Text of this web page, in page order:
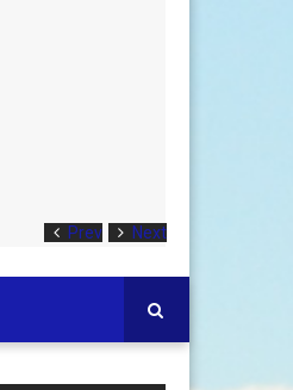
Prev Next